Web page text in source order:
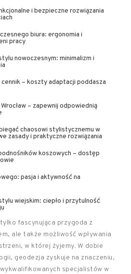
i bezpieczne rozwiązania
biura: ergonomia i
pracy
nowoczesnym: minimalizm i
– koszty adaptacji poddasza
– zapewnij odpowiednią
chaosowi stylistycznemu w
zasady i praktyczne rozwiązania
koszowych – dostęp
pasja i aktywność na
wiejskim: ciepło i przytulność
fascynująca przygoda z
ale także możliwość wpływania
w której żyjemy. W dobie
geodezja zyskuje na znaczeniu,
specjalistów w